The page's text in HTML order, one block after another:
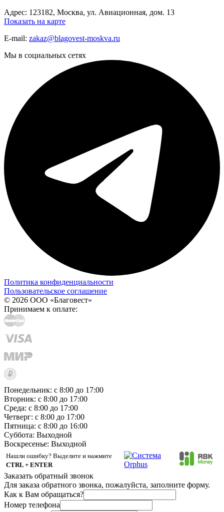
Адрес: 123182, Москва, ул. Авиационная, дом. 13
Показать на карте
E-mail: zakaz@blagovest-moskva.ru
Мы в социальных сетях
Политика конфиденциальности
Пользовательское соглашение
© 2026 ООО «Благовест»
Принимаем к оплате:
Понедельник: с 8:00 до 17:00
Вторник: с 8:00 до 17:00
Среда: с 8:00 до 17:00
Четверг: с 8:00 до 17:00
Пятница: с 8:00 до 16:00
Суббота: Выходной
Воскресенье: Выходной
Нашли ошибку? Выделите и нажмите
CTRL + ENTER
Заказать обратный звонок
Для заказа обратного звонка, пожалуйста, заполните форму.
Как к Вам обращаться?
Номер телефона